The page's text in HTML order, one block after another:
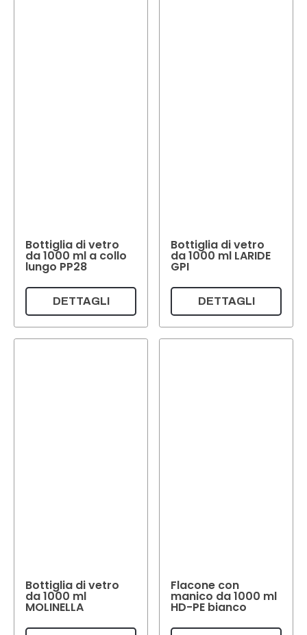
Bottiglia di vetro
da 1000 ml a collo
lungo PP28
DETTAGLI
Bottiglia di vetro
da 1000 ml LARIDE
GPI
DETTAGLI
Bottiglia di vetro
da 1000 ml
MOLINELLA
Flacone con
manico da 1000 ml
HD-PE bianco